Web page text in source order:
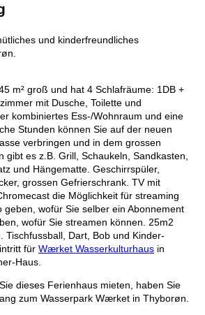
und kinderfreundliches
m² groß und hat 4 Schlafräume: 1DB +
mit Dusche, Toilette und
kombiniertes Ess-/Wohnraum und eine
Stunden können Sie auf der neuen
verbringen und in dem grossen
gibt es z.B. Grill, Schaukeln, Sandkasten,
und Hängematte. Geschirrspüler,
grossen Gefrierschrank. TV mit
die Möglichkeit für streaming
geben, wofür Sie selber ein Abonnement
wofür Sie streamen können. 25m2
Tischfussball, Dart, Bob und Kinder-
für Wærket Wasserkulturhaus in
Haus.
dieses Ferienhaus mieten, haben Sie
zum Wasserpark Wærket in Thyborøn.